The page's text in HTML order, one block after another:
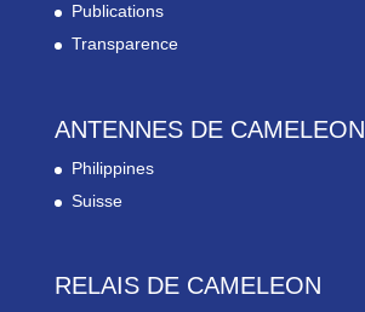
Publications
Transparence
ANTENNES DE CAMELEON
Philippines
Suisse
RELAIS DE CAMELEON